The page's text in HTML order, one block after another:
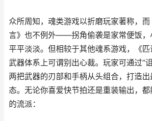
众所周知，魂类游戏以折磨玩家著称，
言》也不例外——拐角偷袭是家常便饭，
平平淡淡。但相较于其他魂系游戏，《
武器体系上可谓别出心裁。玩家可通过“
两把武器的刃部和手柄从头组合，打造
态。无论你喜爱快节拍还是重装输出，
的流派：